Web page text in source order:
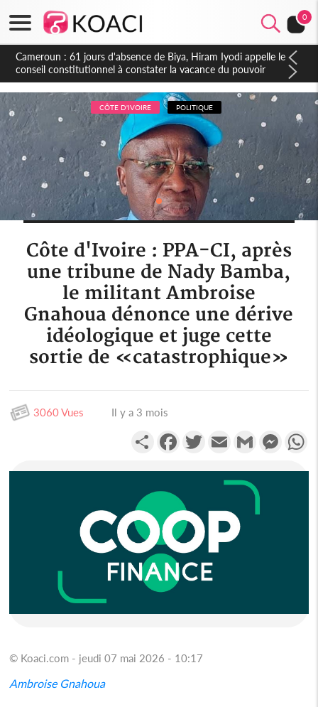
0
Côte d'Ivoire : Fin de la pagaille au PDCI-RDA, Lessiehi bannit
les mouvements sauvages
CÔTE D'IVOIRE POLITIQUE
Côte d'Ivoire : PPA-CI, après
une tribune de Nady Bamba,
le militant Ambroise
Gnahoua dénonce une dérive
idéologique et juge cette
sortie de «catastrophique»
3060 Vues Il y a 3 mois
PartagerFacebookTwitterEmail Gmail
© Koaci.com - jeudi 07 mai 2026 - 10:17
Ambroise Gnahoua